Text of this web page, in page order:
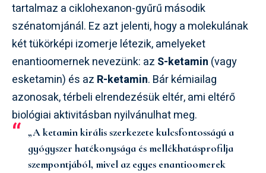
tartalmaz a ciklohexanon-gyűrű második
szénatomjánál. Ez azt jelenti, hogy a molekulának
két tükörképi izomerje létezik, amelyeket
enantioomernek nevezünk: az S-ketamin (vagy
esketamin) és az R-ketamin. Bár kémiailag
azonosak, térbeli elrendezésük eltér, ami eltérő
biológiai aktivitásban nyilvánulhat meg.
„A ketamin királis szerkezete kulcsfontosságú a
gyógyszer hatékonysága és mellékhatásprofilja
szempontjából, mivel az egyes enantioomerek